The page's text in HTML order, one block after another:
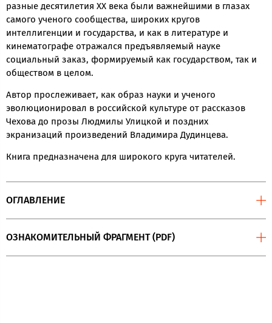
разные десятилетия ХХ века были важнейшими в глазах
самого ученого сообщества, широких кругов
интеллигенции и государства, и как в литературе и
кинематографе отражался предъявляемый науке
социальный заказ, формируемый как государством, так и
обществом в целом.
Автор прослеживает, как образ науки и ученого
эволюционировал в российской культуре от рассказов
Чехова до прозы Людмилы Улицкой и поздних
экранизаций произведений Владимира Дудинцева.
Книга предназначена для широкого круга читателей.
ОГЛАВЛЕНИЕ
ОЗНАКОМИТЕЛЬНЫЙ ФРАГМЕНТ (PDF)